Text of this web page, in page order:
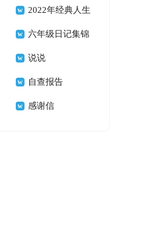
子》读书心得
2022年经典人生
唯美的句子汇总66
句
六年级日记集锦
15篇说说
自查报告
感谢信